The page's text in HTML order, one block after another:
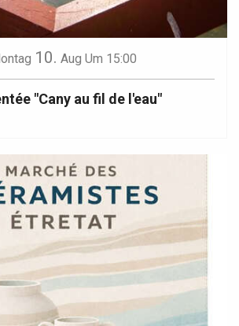
10. Aug Um 15:00
"Cany au fil de l'eau"